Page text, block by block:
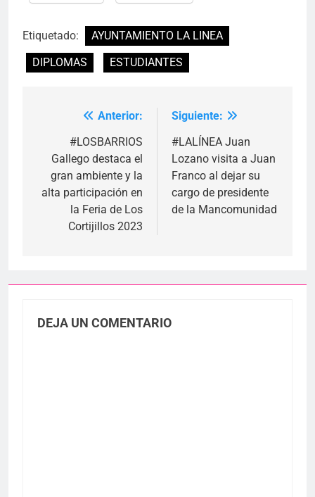
Etiquetado:
AYUNTAMIENTO LA LINEA
DIPLOMAS
ESTUDIANTES
Navegación
entradas
Anterior:
#LOSBARRIOS
Gallego destaca el
gran ambiente y la
alta participación en
la Feria de Los
Cortijillos 2023
Siguiente:
#LALÍNEA Juan
Lozano visita a Juan
Franco al dejar su
cargo de presidente
de la Mancomunidad
DEJA UN COMENTARIO